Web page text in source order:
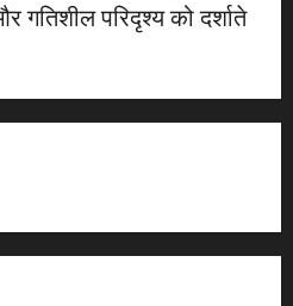
गतिशील परिदृश्य को दर्शाते